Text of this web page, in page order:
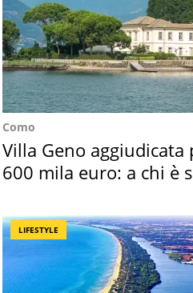
Como
Villa Geno aggiudicata
600 mila euro: a chi è
LIFESTYLE